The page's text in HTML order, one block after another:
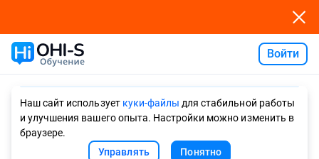
Войти
Наш сайт использует куки-файлы для стабильной работы
и улучшения вашего опыта. Настройки можно изменить в
браузере.
Управлять
Понятно